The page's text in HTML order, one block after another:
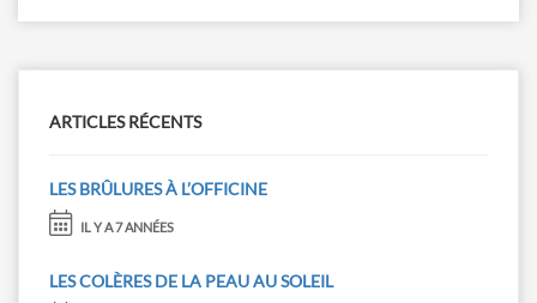
ARTICLES RÉCENTS
LES BRÛLURES À L’OFFICINE
IL Y A 7 ANNÉES
LES COLÈRES DE LA PEAU AU SOLEIL